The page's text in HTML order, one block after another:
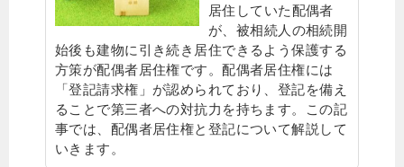
居住していた配偶者
が、被相続人の相続開
始後も建物に引き続き居住できるよう保護する
方策が配偶者居住権です。配偶者居住権には
「登記請求権」が認められており、登記を備え
ることで第三者への対抗力を持ちます。この記
事では、配偶者居住権と登記について解説して
いきます。